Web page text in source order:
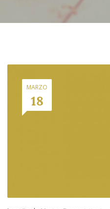
MARZO
18